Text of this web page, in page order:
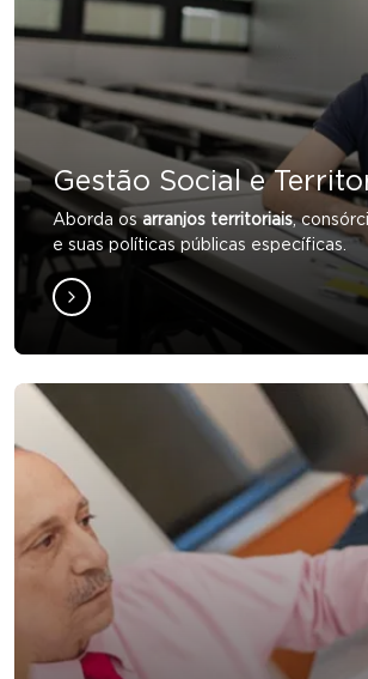
Gestão Social e
Aborda osarranjos territoriais,
e suas políticas públicas específicas.